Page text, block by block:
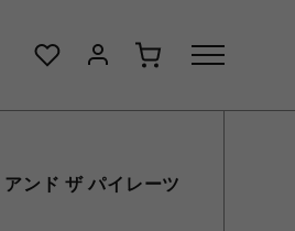
ンド ザ パイレーツ